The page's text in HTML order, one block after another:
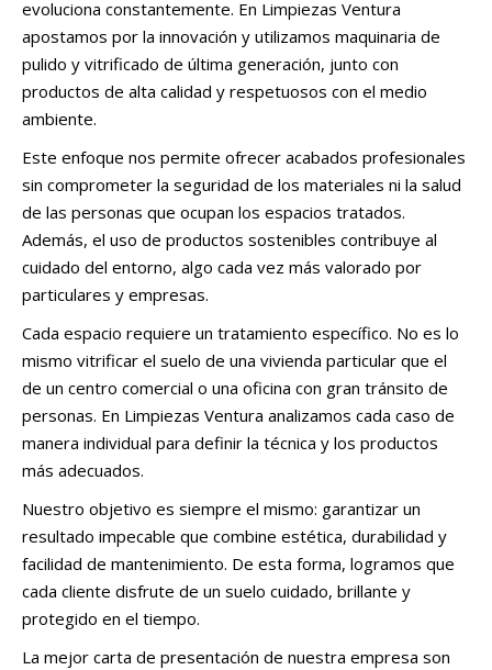
evoluciona constantemente. En Limpiezas Ventura
apostamos por la innovación y utilizamos maquinaria de
pulido y vitrificado de última generación, junto con
productos de alta calidad y respetuosos con el medio
ambiente.
Este enfoque nos permite ofrecer acabados profesionales
sin comprometer la seguridad de los materiales ni la salud
de las personas que ocupan los espacios tratados.
Además, el uso de productos sostenibles contribuye al
cuidado del entorno, algo cada vez más valorado por
particulares y empresas.
Cada espacio requiere un tratamiento específico. No es lo
mismo vitrificar el suelo de una vivienda particular que el
de un centro comercial o una oficina con gran tránsito de
personas. En Limpiezas Ventura analizamos cada caso de
manera individual para definir la técnica y los productos
más adecuados.
Nuestro objetivo es siempre el mismo: garantizar un
resultado impecable que combine estética, durabilidad y
facilidad de mantenimiento. De esta forma, logramos que
cada cliente disfrute de un suelo cuidado, brillante y
protegido en el tiempo.
La mejor carta de presentación de nuestra empresa son